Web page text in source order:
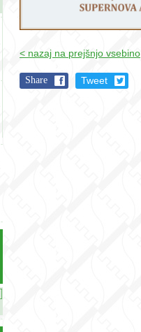
< nazaj na prejšnjo vsebino
Share Tweet